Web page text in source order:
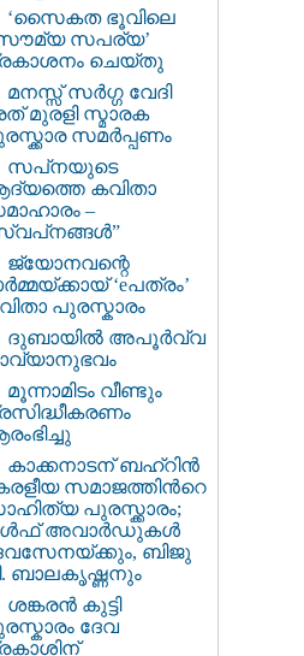
‘സൈകത ഭൂവിലെ
സപര്യ’
ചെയ്തു
മനസ്സ് സര്‍ഗ്ഗ വേദി
മുരളി സ്മാരക
സമര്‍പ്പണം
സപ്‌നയുടെ
കവിതാ
–
ജ്യോനവന്റെ
‘eപത്രം’
പുരസ്കാരം
ദുബായില്‍ അപൂര്‍വ്വ
മൂന്നാമിടം വീണ്ടും
കാക്കനാടന് ബഹ്റിന്‍
സമാജത്തിന്‍റെ
പുരസ്ക്കാരം;
അവാര്‍ഡുകള്‍
ബിജു
ബാലകൃഷ്ണനും
ശങ്കരന്‍ കുട്ടി
ദേവ